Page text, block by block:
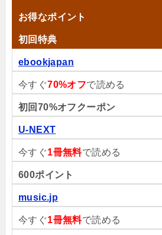
お得なポイント
初回特典
ebookjapan
今すぐ70%オフで読める
初回70%オフクーポン
U-NEXT
今すぐ1冊無料で読める
600ポイント
music.jp
今すぐ1冊無料で読める